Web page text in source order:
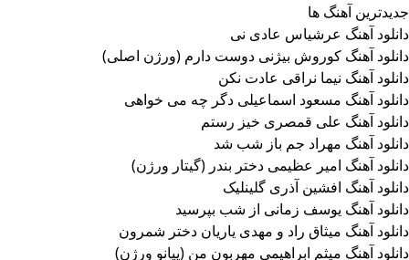
جدیدترین آهنگ ها
دانلود آهنگ عرشیاس عادی نی
دانلود آهنگ کوروش بیژنی دوست دارم (ورژن اصلی)
دانلود آهنگ نیما نراقی عادت نکن
دانلود آهنگ مسعود اسماعیلی دگر چه می خواهی
دانلود آهنگ علی قمصری خیز رستم
دانلود آهنگ مهراد جم باز شب شد
دانلود آهنگ امیر عظیمی دختر بندر (گیتار ورژن)
دانلود آهنگ افشین آذری گلینلیک
دانلود آهنگ یوسف زمانی از شب بپرسید
دانلود آهنگ میثاق راد و مهدی یاریان دختر شمرون
دانلود آهنگ میثم ابراهیمی مهربون من (پیانو ورژن)